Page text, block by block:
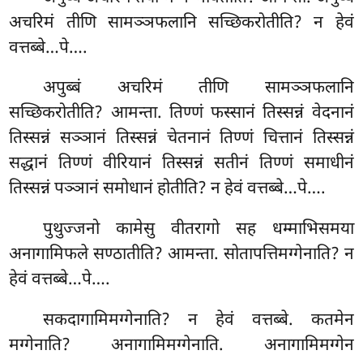
अचरिमं तीणि सामञ्ञफलानि सच्छिकरोतीति? न हेवं
वत्तब्बे…पे….
अपुब्बं अचरिमं तीणि सामञ्ञफलानि
सच्छिकरोतीति? आमन्ता. तिण्णं फस्सानं तिस्सन्नं वेदनानं
तिस्सन्नं सञ्ञानं तिस्सन्नं चेतनानं तिण्णं चित्तानं तिस्सन्नं
सद्धानंतिण्णं वीरियानं तिस्सन्नं सतीनं तिण्णं समाधीनं
तिस्सन्नं पञ्ञानं समोधानं होतीति? न हेवं वत्तब्बे…पे….
पुथुज्जनो कामेसु वीतरागो सह धम्माभिसमया
अनागामिफले सण्ठातीति? आमन्ता. सोतापत्तिमग्गेनाति? न
हेवं वत्तब्बे…पे….
सकदागामिमग्गेनाति? न हेवं वत्तब्बे. कतमेन
मग्गेनाति? अनागामिमग्गेनाति. अनागामिमग्गेन